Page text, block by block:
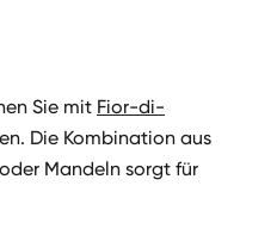
Sie mit Fior-di-
Die Kombination aus
Mandeln sorgt für